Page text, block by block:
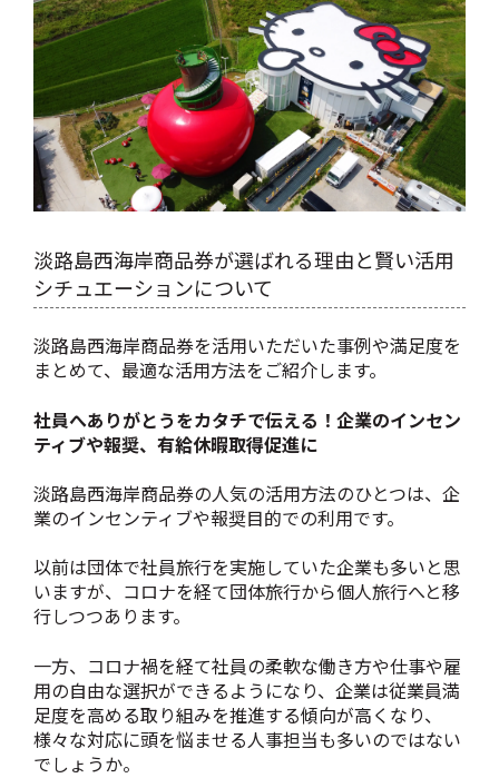
淡路島西海岸商品券が選ばれる理由と賢い活用
シチュエーションについて
淡路島西海岸商品券を活用いただいた事例や満足度を
まとめて、最適な活用方法をご紹介します。
社員へありがとうをカタチで伝える！企業のインセン
ティブや報奨、有給休暇取得促進に
淡路島西海岸商品券の人気の活用方法のひとつは、企
業のインセンティブや報奨目的での利用です。
以前は団体で社員旅行を実施していた企業も多いと思
いますが、コロナを経て団体旅行から個人旅行へと移
行しつつあります。
一方、コロナ禍を経て社員の柔軟な働き方や仕事や雇
用の自由な選択ができるようになり、企業は従業員満
足度を高める取り組みを推進する傾向が高くなり、
様々な対応に頭を悩ませる人事担当も多いのではない
でしょうか。